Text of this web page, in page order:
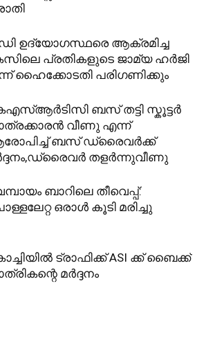
ഉദ്യോഗസ്ഥരെ ആക്രമിച്ച
പ്രതികളുടെ ജാമ്യ ഹർജി
ഹൈക്കോടതി പരിഗണിക്കും
ബസ് തട്ടി സ്കൂട്ടർ
വീണു എന്ന്
ബസ് ഡ്രൈവർക്ക്
തളര്‍ന്നുവീണു
ബാറിലെ തീവെപ്പ്:
ഒരാൾ കൂടി മരിച്ചു
ട്രാഫിക്ക് ASI ക്ക് ബൈക്ക്
മർദ്ദനം